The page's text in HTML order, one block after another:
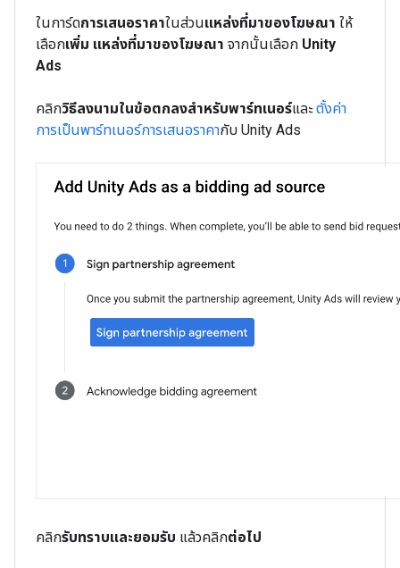
ในการ์ดการเสนอราคาในส่วนแหล่งที่มาของโฆษณา ให้
เลือกเพิ่ม แหล่งที่มาของโฆษณา จากนั้นเลือก Unity
Ads
คลิกวิธีลงนามในข้อตกลงสำหรับพาร์ทเนอร์และตั้งค่า
การเป็นพาร์ทเนอร์การเสนอราคากับ Unity Ads
คลิกรับทราบและยอมรับ แล้วคลิกต่อไป